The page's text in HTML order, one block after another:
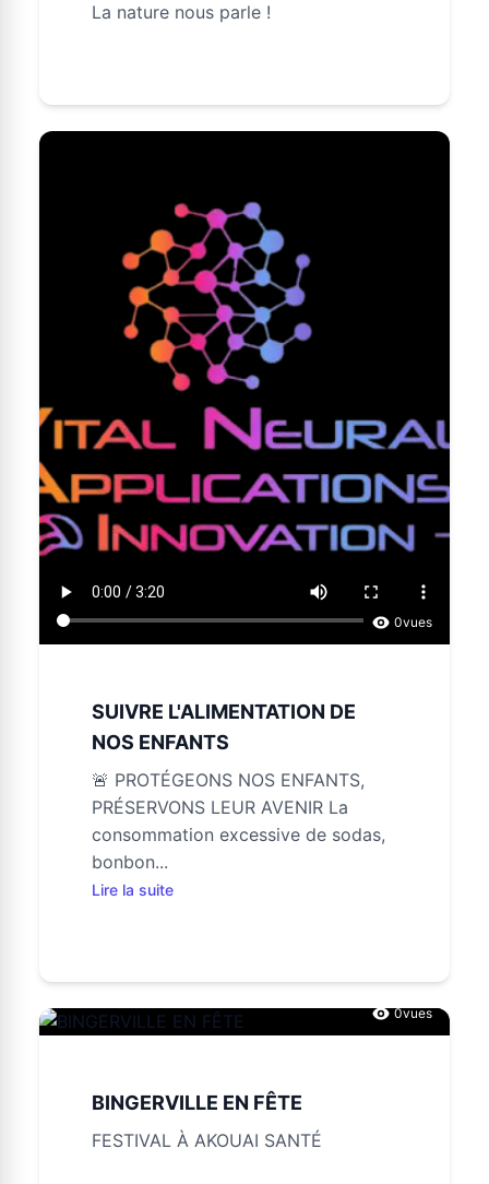
La nature nous parle !
0vues
SUIVRE L'ALIMENTATION DE
NOS ENFANTS
🚨 PROTÉGEONS NOS ENFANTS,
PRÉSERVONS LEUR AVENIR La
consommation excessive de sodas,
bonbon...
Lire la suite
0vues
BINGERVILLE EN FÊTE
FESTIVAL À AKOUAI SANTÉ